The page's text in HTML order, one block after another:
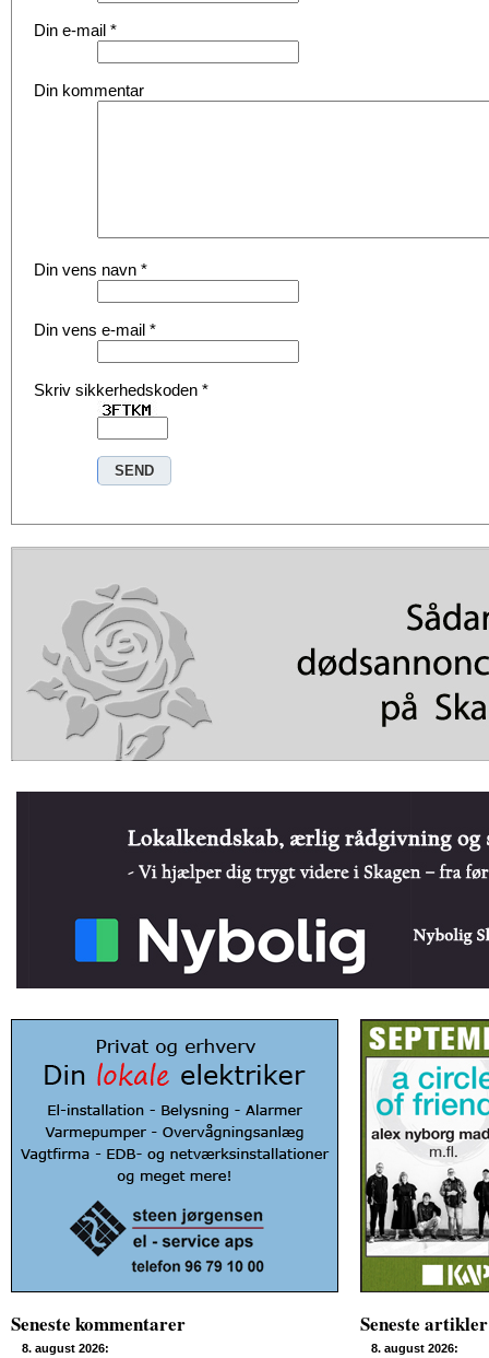
Din e-mail *
Din kommentar
Din vens navn *
Din vens e-mail *
Skriv sikkerhedskoden *
Seneste kommentarer
8. august 2026:
Seneste artikler
8. august 2026: